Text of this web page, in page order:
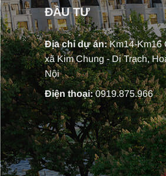
ĐẦU TƯ
Địa chỉ dự án:Km14-Km16
xã Kim Chung - Di Trạch,
Nội
Điện thoại:0919.875.966